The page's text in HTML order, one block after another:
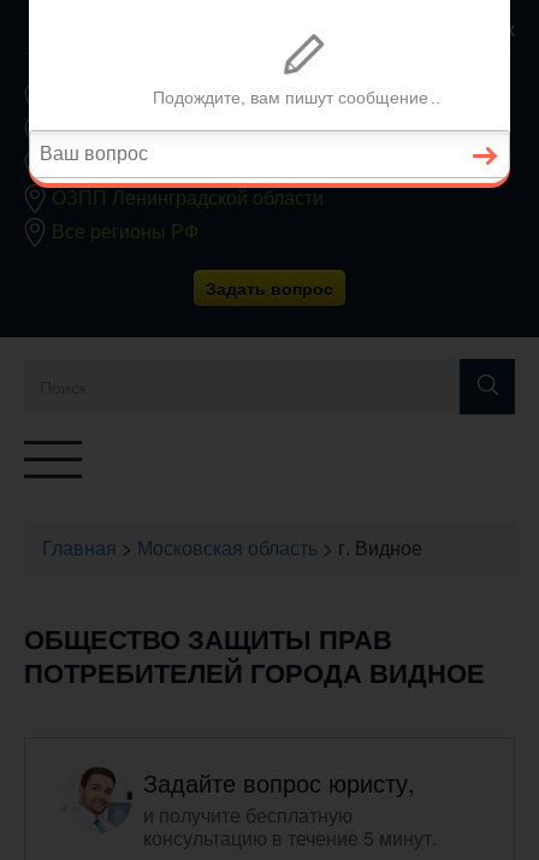
Заявки принимаются круглосуточно без выходных
ОЗПП Москвы
ОЗПП Московской области
ОЗПП Санкт-Петербурга
ОЗПП Ленинградской области
Все регионы РФ
Задать вопрос
Переключатель
Главная > Московская область > г. Видное
ОБЩЕСТВО ЗАЩИТЫ ПРАВ
ПОТРЕБИТЕЛЕЙ ГОРОДА ВИДНОЕ
Задайте вопрос юристу,
и получите бесплатную
консультацию в течение 5 минут.